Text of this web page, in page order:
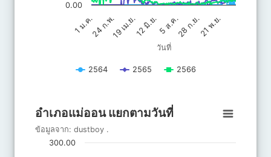
วันที่
1 ม.ค.24 ก.พ.19 เม.ย.12 มิ.ย.5 ส.ค.28 ก.ย.21 พ.ย.
0.00
2564 2565 2566
อำเภอแม่ออน แยกตามวันที่
Line chart with 3 lines.
ข้อมูลจาก: dustboy .
อำเภอแม่ออน แยกตามวันที่
ข้อมูลจาก: dustboy .
300.00